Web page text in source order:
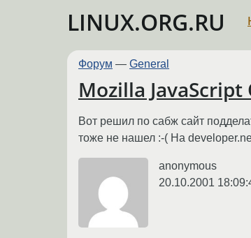
LINUX.ORG.RU
Форум — General
Mozilla
Вот решил по сабж сайт
тоже не нашел :-( На
anonymous
20.10.2001